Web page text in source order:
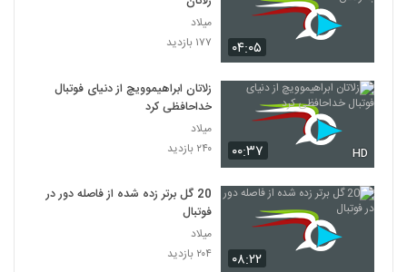
۰۴:۰۵
میلاد
۱۷۷ بازدید
۰۰:۳۷ HD
زلاتان ابراهیموویچ از دنیای فوتبال
خداحافظی کرد
میلاد
۲۴۰ بازدید
۰۸:۲۲
20 گل برتر زده شده از فاصله دور در
فوتبال
میلاد
۲۰۴ بازدید